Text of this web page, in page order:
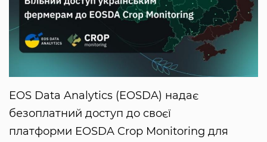
EOS Data Analytics (EOSDA) надає
безоплатний доступ до своєї
платформи EOSDA Crop Monitoring для